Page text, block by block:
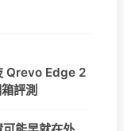
Qrevo Edge 2
評測